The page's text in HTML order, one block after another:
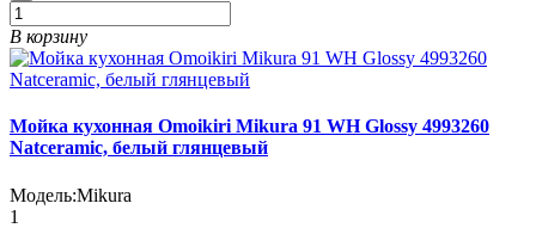
В корзину
Мойка кухонная Omoikiri Mikura 91 WH Glossy 4993260
Natceramic, белый глянцевый
Модель:Mikura
1